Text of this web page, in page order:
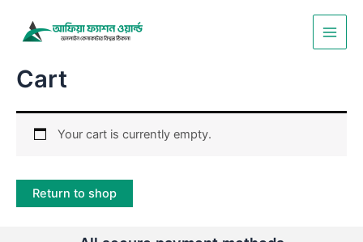
Main
Cart
Your cart is currently empty.
Return to shop